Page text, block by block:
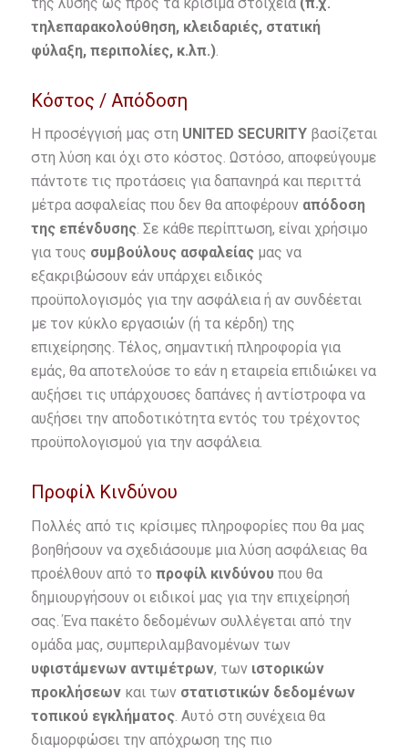
τηλεπαρακολούθηση, κλειδαριές, στατική
φύλαξη, περιπολίες, κ.λπ.).
Κόστος / Απόδοση
Η προσέγγισή μας στη UNITED SECURITYβασίζεται
στη λύση και όχι στο κόστος. Ωστόσο, αποφεύγουμε
πάντοτε τις προτάσεις για δαπανηρά και περιττά
μέτρα ασφαλείας που δεν θα αποφέρουν απόδοση
της επένδυσης. Σε κάθε περίπτωση, είναι χρήσιμο
για τους συμβούλους ασφαλείαςμας να
εξακριβώσουν εάν υπάρχει ειδικός
προϋπολογισμός για την ασφάλεια ή αν συνδέεται
με τον κύκλο εργασιών (ή τα κέρδη) της
επιχείρησης. Τέλος, σημαντική πληροφορία για
εμάς, θα αποτελούσε το εάν η εταιρεία επιδιώκει να
αυξήσει τις υπάρχουσες δαπάνες ή αντίστροφα να
αυξήσει την αποδοτικότητα εντός του τρέχοντος
προϋπολογισμού για την ασφάλεια.
Προφίλ Κινδύνου
Πολλές από τις κρίσιμες πληροφορίες που θα μας
βοηθήσουν να σχεδιάσουμε μια λύση ασφάλειας θα
προέλθουν από το προφίλ κινδύνουπου θα
δημιουργήσουν οι ειδικοί μας για την επιχείρησή
σας. Ένα πακέτο δεδομένων συλλέγεται από την
ομάδα μας, συμπεριλαμβανομένων των
υφιστάμενων αντιμέτρων, των ιστορικών
προκλήσεωνκαι των στατιστικών δεδομένων
τοπικού εγκλήματος. Αυτό στη συνέχεια θα
διαμορφώσει την απόχρωση της πιο